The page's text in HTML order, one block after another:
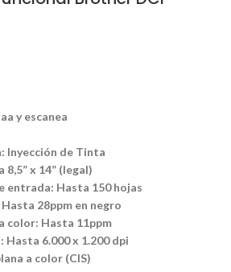
y escanea
Inyección de Tinta
8,5” x 14” (legal)
entrada: Hasta 150 hojas
28ppm en negro
color: Hasta 11ppm
Hasta 6.000 x 1.200 dpi
a color (CIS)